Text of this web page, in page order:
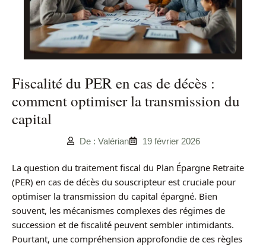
Fiscalité du PER en cas de décès :
comment optimiser la transmission du
capital
De : Valérian 19 février 2026
La question du traitement fiscal du Plan Épargne Retraite
(PER) en cas de décès du souscripteur est cruciale pour
optimiser la transmission du capital épargné. Bien
souvent, les mécanismes complexes des régimes de
succession et de fiscalité peuvent sembler intimidants.
Pourtant, une compréhension approfondie de ces règles